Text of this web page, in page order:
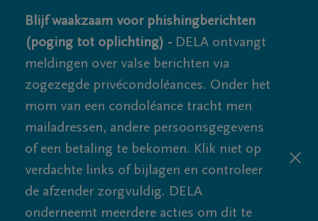
Blijf waakzaam voor phishingberichten
(poging tot oplichting) - DELA ontvangt
meldingen over valse berichten via
zogezegde privécondoléances. Onder het
mom van een condoléance tracht men
mailadressen, andere persoonsgegevens
of een betaling te bekomen. Klik niet op
verdachte links of bijlagen en controleer
de afzender zorgvuldig. DELA
onderneemt meerdere acties om dit te